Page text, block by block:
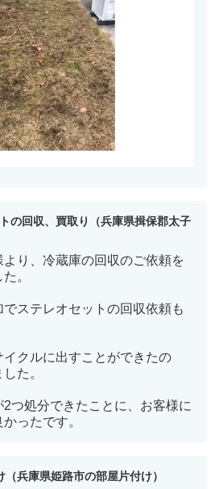
の回収、買取り（兵庫県揖保郡太子
り、冷蔵庫の回収のご依頼を
。
ステレオセットの回収依頼も
クルに出すことができたの
た。
つ処分できたことに、お客様に
ったです。
兵庫県姫路市の部屋片付け）